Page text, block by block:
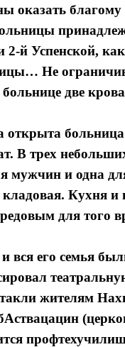
оказать
2-й Успенской,
Не
две
открыта
В трех
мужчин и одна
Кухня и
для того
его семья
жителям